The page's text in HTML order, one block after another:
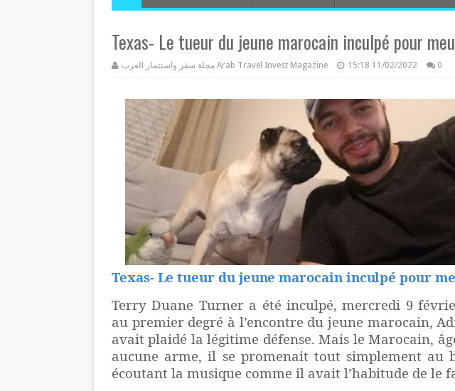
Texas- Le tueur du jeune marocain inculpé pour
مجلة سفر واستثمار العرب Arab Travel Invest Magazine 15:18 11/02/2022 0
Texas- Le tueur du jeune marocain inculpé pour
Terry Duane Turner a été inculpé, mercredi 9
au premier degré à l’encontre du jeune marocain,
avait plaidé la légitime défense. Mais le Marocain,
aucune arme, il se promenait tout simplement au
écoutant la musique comme il avait l’habitude de le